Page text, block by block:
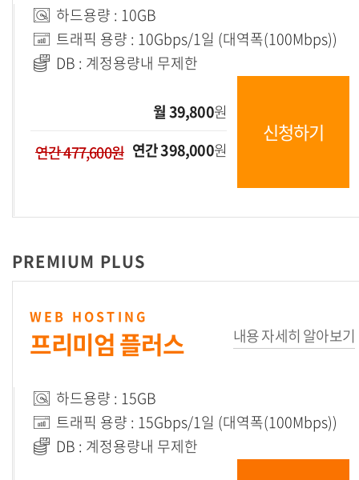
하드용량 : 10GB
트래픽 용량 : 10Gbps/1일 (대역폭(100Mbps))
DB : 계정용량내 무제한
월 39,800원
연간 477,600원 연간 398,000원
신청하기
PREMIUM PLUS
WEB HOSTING
프리미엄 플러스 내용 자세히 알아보기
하드용량 : 15GB
트래픽 용량 : 15Gbps/1일 (대역폭(100Mbps))
DB : 계정용량내 무제한